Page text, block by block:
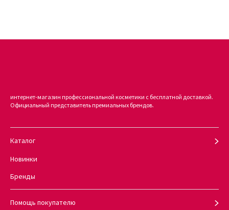
интернет-магазин профессиональной косметики с бесплатной доставкой.
Официальный представитель премиальных брендов.
Каталог
Новинки
Бренды
Помощь покупателю